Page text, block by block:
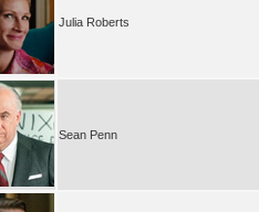
Julia Roberts
Sean Penn